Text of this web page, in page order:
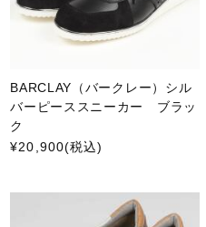
BARCLAY（バークレー）シル
バーピーススニーカー ブラッ
ク
¥20,900(税込)